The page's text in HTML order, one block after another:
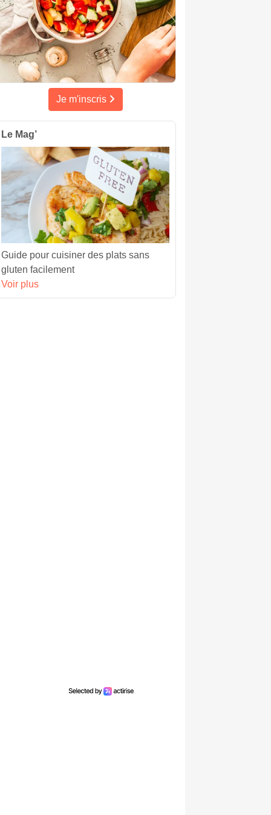
Je m'inscris
Le Mag’
Guide pour cuisiner des plats sans
gluten facilement
Voir plus